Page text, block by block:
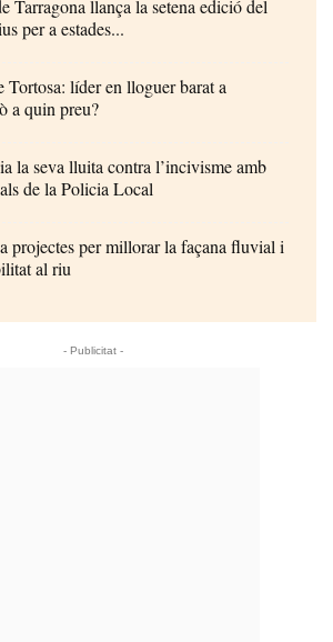
Tarragona llança la setena edició del
per a estades...
Tortosa: líder en lloguer barat a
a quin preu?
la seva lluita contra l’incivisme amb
de la Policia Local
projectes per millorar la façana fluvial i
al riu
- Publicitat -